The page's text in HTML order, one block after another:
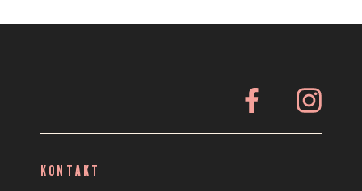
Facebook
KONTAKT